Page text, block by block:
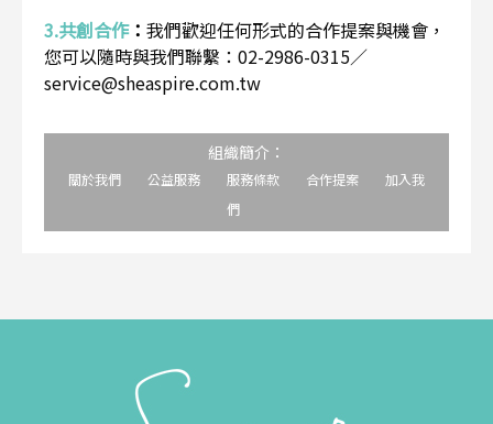
3.共創合作： 我們歡迎任何形式的合作提案與機會，
您可以隨時與我們聯繫：02-2986-0315／
service@sheaspire.com.tw
組織簡介：
關於我們 公益服務 服務條款 合作提案
加入我
們